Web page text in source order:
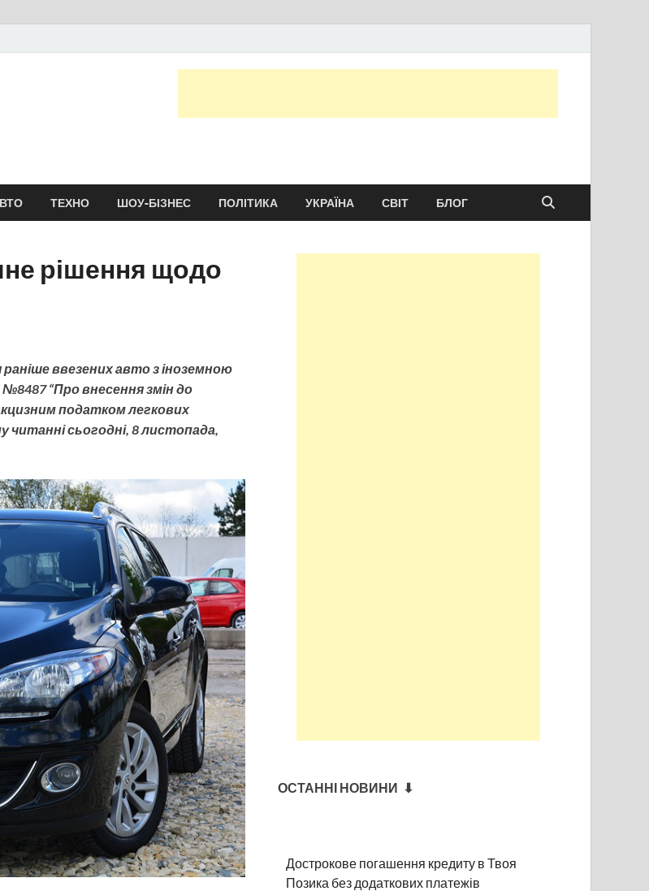
України та світу сьогодні
ТЕХНО ШОУ-БІЗНЕС ПОЛІТИКА УКРАЇНА СВІТ БЛОГ
рішення щодо
ввезених авто з іноземною
“Про внесення змін до
податком легкових
сьогодні, 8 листопада,
ОСТАННІ НОВИНИ ⬇
Дострокове погашення кредиту в Твоя
Позика без додаткових платежів